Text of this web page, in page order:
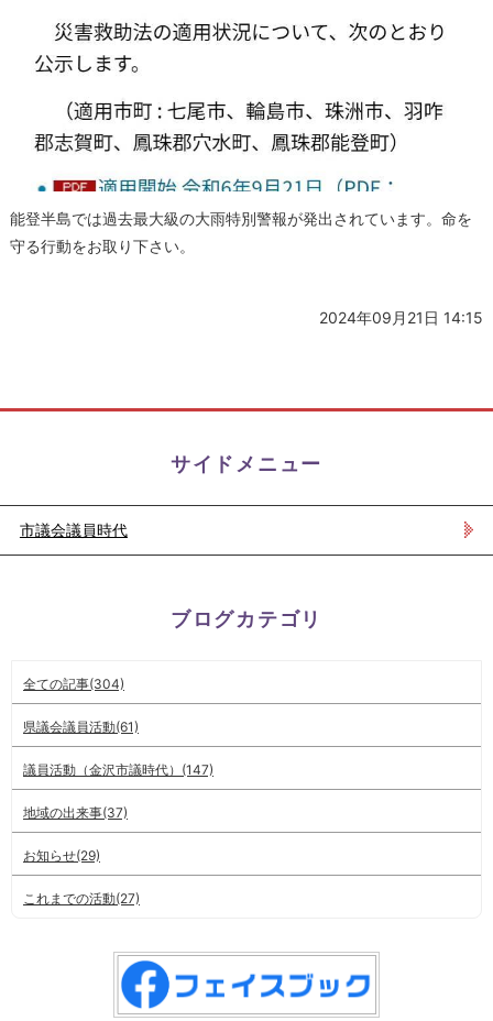
能登半島では過去最大級の大雨特別警報が発出されています。命を
守る行動をお取り下さい。
2024年09月21日 14:15
サイドメニュー
市議会議員時代
ブログカテゴリ
全ての記事(304)
県議会議員活動(61)
議員活動（金沢市議時代）(147)
地域の出来事(37)
お知らせ(29)
これまでの活動(27)